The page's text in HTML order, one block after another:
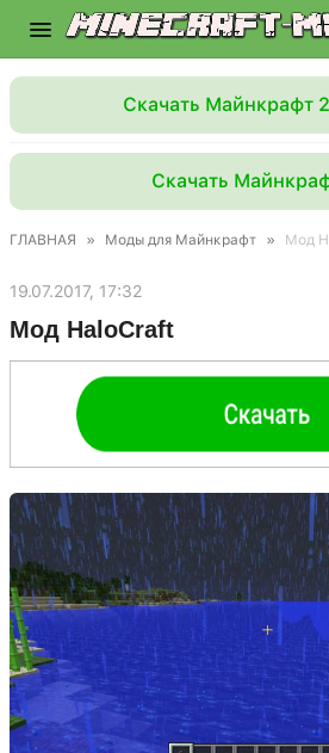
Скачать Майнкрафт
Скачать
ГЛАВНАЯ » Моды для Майнкрафт » Мод
19.07.2017, 17:32
Мод HaloCraft